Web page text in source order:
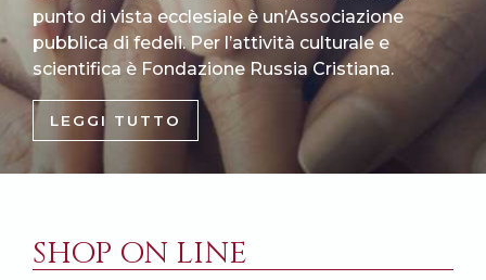
punto di vista ecclesiale è un’Associazione
pubblica di fedeli. Per l’attività culturale e
scientifica è Fondazione Russia Cristiana.
LEGGI TUTTO
SHOP ON LINE